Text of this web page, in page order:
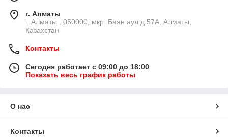
г. Алматы
г. Алматы , 050000, мкр. Баян аул д.57А, Алматы,
Казахстан
Контакты
Сегодня работает с 09:00 до 18:00
Показать весь график работы
О нас
Контакты